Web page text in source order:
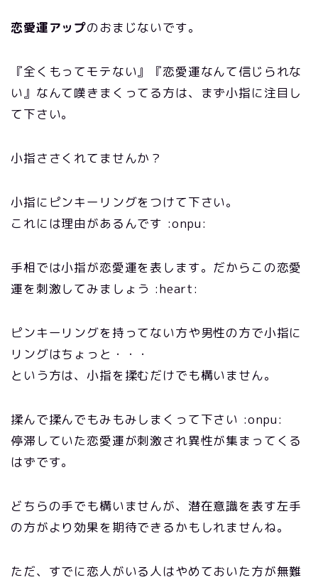
恋愛運アップのおまじないです。
『全くもってモテない』『恋愛運なんて信じられな
い』なんて嘆きまくってる方は、まず小指に注目し
て下さい。
小指ささくれてませんか？
小指にピンキーリングをつけて下さい。
これには理由があるんです :onpu:
手相では小指が恋愛運を表します。だからこの恋愛
運を刺激してみましょう :heart:
ピンキーリングを持ってない方や男性の方で小指に
リングはちょっと・・・
という方は、小指を揉むだけでも構いません。
揉んで揉んでもみもみしまくって下さい :onpu:
停滞していた恋愛運が刺激され異性が集まってくる
はずです。
どちらの手でも構いませんが、潜在意識を表す左手
の方がより効果を期待できるかもしれませんね。
ただ、すでに恋人がいる人はやめておいた方が無難